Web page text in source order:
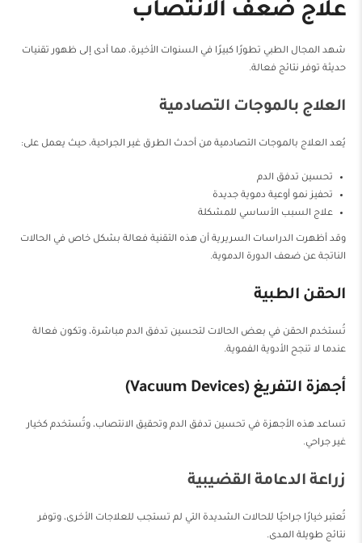
علاج ضعف الانتصاب
شهد المجال الطبي تطورًا كبيرًا في السنوات الأخيرة، مما أدى إلى ظهور تقنيات
حديثة توفر نتائج فعالة.
العلاج بالموجات التصادمية
يُعد العلاج بالموجات التصادمية من أحدث الطرق غير الجراحية، حيث يعمل على:
تحسين تدفق الدم
تحفيز نمو أوعية دموية جديدة
علاج السبب الأساسي للمشكلة
وقد أظهرت الدراسات السريرية أن هذه التقنية فعالة بشكل خاص في الحالات
الناتجة عن ضعف الدورة الدموية.
الحقن الطبية
تُستخدم الحقن في بعض الحالات لتحسين تدفق الدم مباشرة، وتكون فعالة
عندما لا تنجح الأدوية الفموية.
أجهزة التفريغ (Vacuum Devices)
تساعد هذه الأجهزة في تحسين تدفق الدم وتحقيق الانتصاب، وتُستخدم كخيار
غير جراحي.
زراعة الدعامة القضيبية
تُعتبر خيارًا جراحيًا للحالات الشديدة التي لم تستجب للعلاجات الأخرى، وتوفر
نتائج طويلة المدى.